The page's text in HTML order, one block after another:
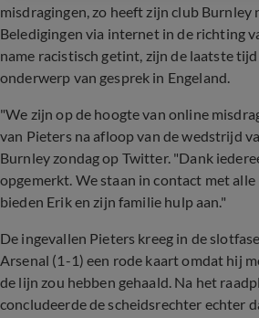
misdragingen, zo heeft zijn club Burnley
Beledigingen via internet in de richting
name racistisch getint, zijn de laatste
onderwerp van gesprek in Engeland.
"We zijn op de hoogte van online
van Pieters na afloop van de wedstrijd
Burnley zondag op Twitter. "Dank
opgemerkt. We staan in contact met
bieden Erik en zijn familie hulp aan."
De ingevallen Pieters kreeg in de
Arsenal (1-1) een rode kaart omdat hij
de lijn zou hebben gehaald. Na het
concludeerde de scheidsrechter echter